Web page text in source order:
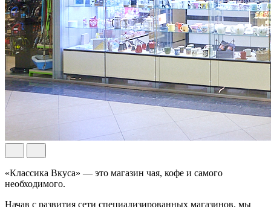
«Классика Вкуса» — это магазин чая, кофе и самого
необходимого.
Начав с развития сети специализированных магазинов, мы